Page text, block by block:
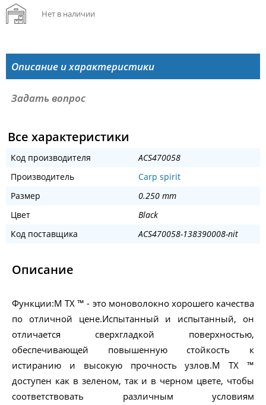
Нет в наличии
Описание и характеристики
Задать вопрос
Все характеристики
Код производителя
ACS470058
Производитель
Carp spirit
Размер
0.250 mm
Цвет
Black
Код поставщика
ACS470058-138390008-nit
Описание
Функции:M TX ™ - это моноволокно хорошего качества
по отличной цене.Испытанный и испытанный, он
отличается сверхгладкой поверхностью,
обеспечивающей повышенную стойкость к
истиранию и высокую прочность узлов.M TX ™
доступен как в зеленом, так и в черном цвете, чтобы
соответствовать различным условиям